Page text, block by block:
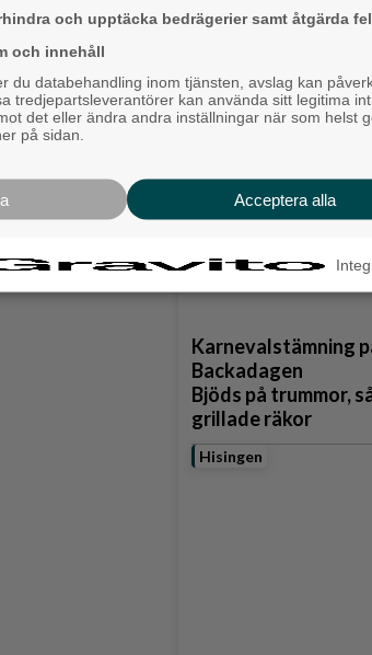
Ny pastor i
Långared
Karnevalstämning
Backadagen
Bjöds på trummor,
grillade räkor
Hisingen
och upptäcka bedrägerier samt åtgärda fel
och innehåll
du databehandling inom tjänsten, avslag kan
tredjepartsleverantörer kan använda sitt legitima
det eller ändra andra inställningar när som helst
på sidan.
Acceptera alla